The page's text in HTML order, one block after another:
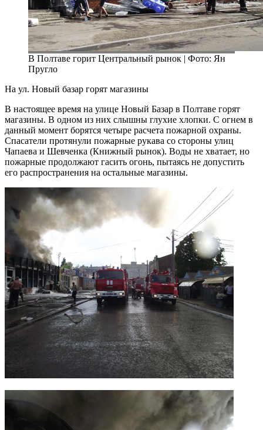
В Полтаве горит Центральный рынок | Фото: Ян
Пругло
На ул. Новый базар горят магазины
В настоящее время на улице Новый Базар в Полтаве горят
магазины. В одном из них слышны глухие хлопки. С огнем в
данный момент борятся четыре расчета пожарной охраны.
Спасатели протянули пожарные рукава со стороны улиц
Чапаева и Шевченка (Книжный рынок). Воды не хватает, но
пожарные продолжают гасить огонь, пытаясь не допустить
его распространения на остальные магазины.